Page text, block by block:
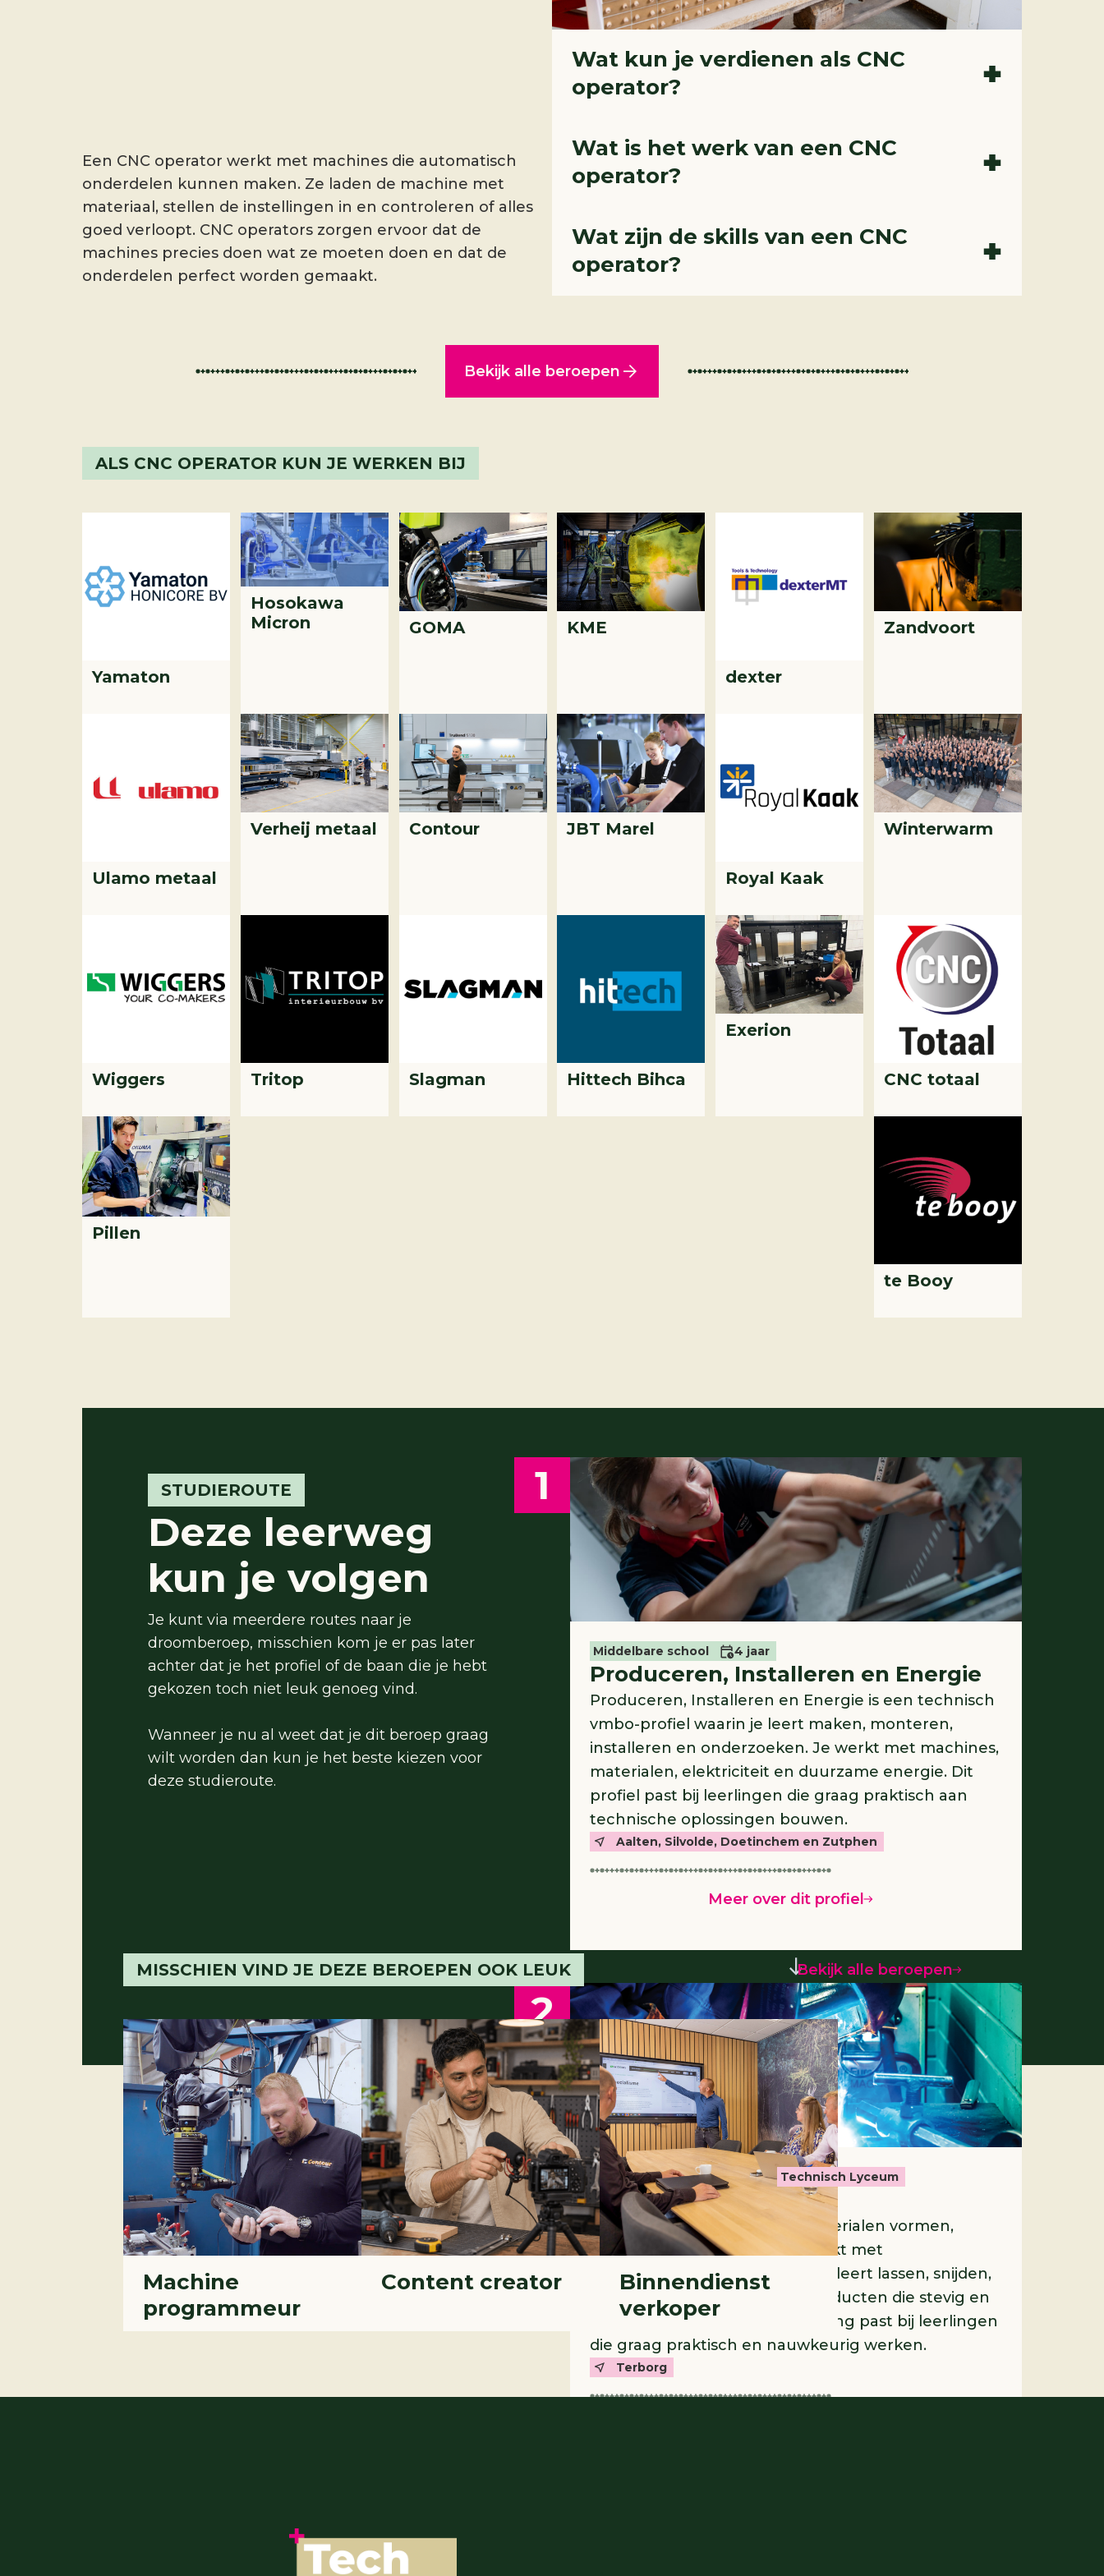
Een CNC operator werkt met machines die automatisch
onderdelen kunnen maken. Ze laden de machine met
materiaal, stellen de instellingen in en controleren of alles
goed verloopt. CNC operators zorgen ervoor dat de
machines precies doen wat ze moeten doen en dat de
onderdelen perfect worden gemaakt.
Wat kun je verdienen als CNC
operator?
Wat is het werk van een CNC
operator?
Wat zijn de skills van een CNC
operator?
Bekijk alle beroepen
ALS CNC OPERATOR KUN JE WERKEN BIJ
Yamaton
Hosokawa
Micron
GOMA KME
dexter
Zandvoort
Ulamo metaal
Verheij metaal Contour JBT Marel
Royal Kaak
Winterwarm
Wiggers Tritop Slagman Hittech Bihca
Exerion
CNC totaal
Pillen
te Booy
STUDIEROUTE
Deze leerweg
kun je volgen
Je kunt via meerdere routes naar je
droomberoep, misschien kom je er pas later
achter dat je het profiel of de baan die je hebt
gekozen toch niet leuk genoeg vind.
Wanneer je nu al weet dat je dit beroep graag
wilt worden dan kun je het beste kiezen voor
deze studieroute.
1
Middelbare school 4 jaar
Produceren, Installeren en Energie
Produceren, Installeren en Energie is een technisch
vmbo-profiel waarin je leert maken, monteren,
installeren en onderzoeken. Je werkt met machines,
materialen, elektriciteit en duurzame energie. Dit
profiel past bij leerlingen die graag praktisch aan
technische oplossingen bouwen.
Aalten, Silvolde, Doetinchem en Zutphen
Meer over dit profiel
2
Vervolgopleiding 2-3 jaar Technisch Lyceum
Metaalbewerken
Bij Metaalbewerken leer je materialen vormen,
verbinden en afwerken. Je werkt met
gereedschappen en machines, leert lassen, snijden,
boren en meten, en maakt producten die stevig en
precies moeten zijn. Deze richting past bij leerlingen
die graag praktisch en nauwkeurig werken.
Terborg
MISSCHIEN VIND JE DEZE BEROEPEN OOK LEUK Bekijk alle beroepen
Machine
programmeur
Content creator
Binnendienst
verkoper